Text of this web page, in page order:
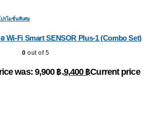
ปรโมชั่นพิเศษ
Wi-Fi Smart SENSOR Plus-1 (Combo Set)
0 out of 5
was: 9,900 ฿.9,400฿Current price